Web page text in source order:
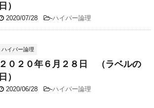
日）
2020/07/28 -ハイパー論理
ハイパー論理
２０２０年６月２８日 （ラベルの
日）
2020/06/28 -ハイパー論理